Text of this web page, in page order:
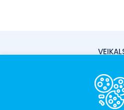
PAR